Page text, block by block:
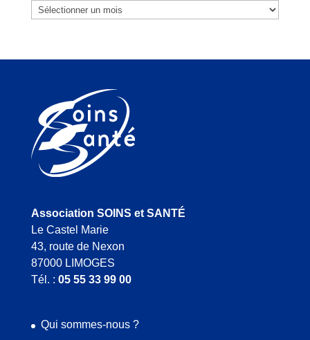
Archives
Association SOINS et SANTÉ
Le Castel Marie
43, route de Nexon
87000 LIMOGES
Tél. : 05 55 33 99 00
Qui sommes-nous ?